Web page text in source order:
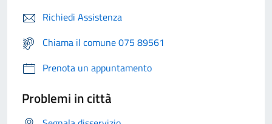
Richiedi Assistenza
Chiama il comune 075 89561
Prenota un appuntamento
Problemi in città